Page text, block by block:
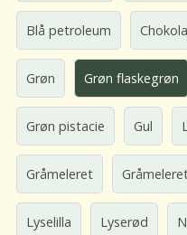
Blå petroleum
Grøn Grøn flaskegrøn
Grøn pistacie Gul
Gråmeleret
Lyselilla Lyserød